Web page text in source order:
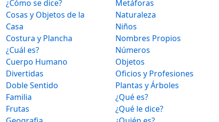
¿Cómo se dice?
Cosas y Objetos de la
Casa
Costura y Plancha
¿Cuál es?
Cuerpo Humano
Divertidas
Doble Sentido
Familia
Frutas
Metáforas
Naturaleza
Niños
Nombres Propios
Números
Objetos
Oficios y Profesiones
Plantas y Árboles
¿Qué es?
¿Qué le dice?